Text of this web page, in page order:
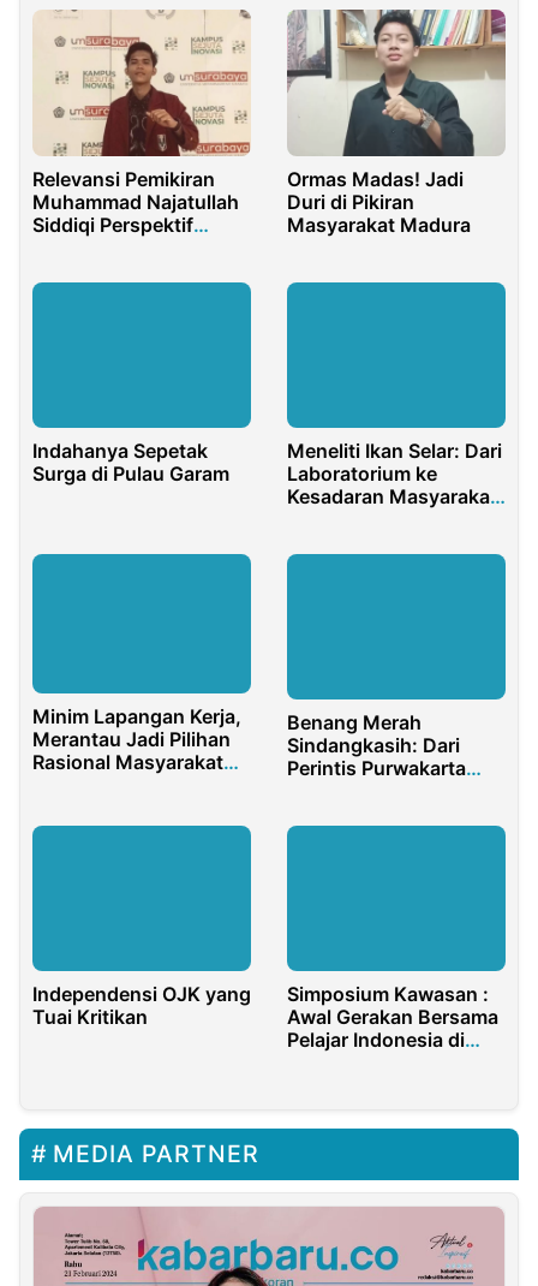
Relevansi Pemikiran
Muhammad Najatullah
Siddiqi Perspektif
Ormas Madas! Jadi
Duri di Pikiran
Masyarakat Madura
Indahanya Sepetak
Surga di Pulau Garam
Meneliti Ikan Selar: Dari
Laboratorium ke
Kesadaran Masyarakat
Minim Lapangan Kerja,
Merantau Jadi Pilihan
Rasional Masyarakat
Benang Merah
Sindangkasih: Dari
Perintis Purwakarta
Independensi OJK yang
Tuai Kritikan
Simposium Kawasan :
Awal Gerakan Bersama
Pelajar Indonesia di
MEDIA PARTNER